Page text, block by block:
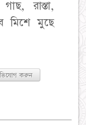
রাস্তা,
মিশে মুছে
করুন